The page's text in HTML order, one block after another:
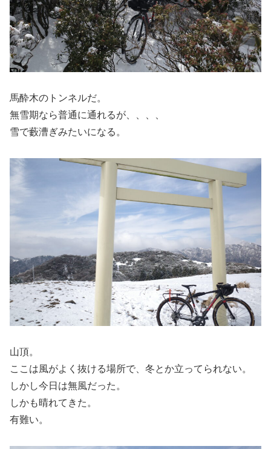
馬酔木のトンネルだ。
無雪期なら普通に通れるが、、、、
雪で藪漕ぎみたいになる。
山頂。
ここは風がよく抜ける場所で、冬とか立ってられない。
しかし今日は無風だった。
しかも晴れてきた。
有難い。